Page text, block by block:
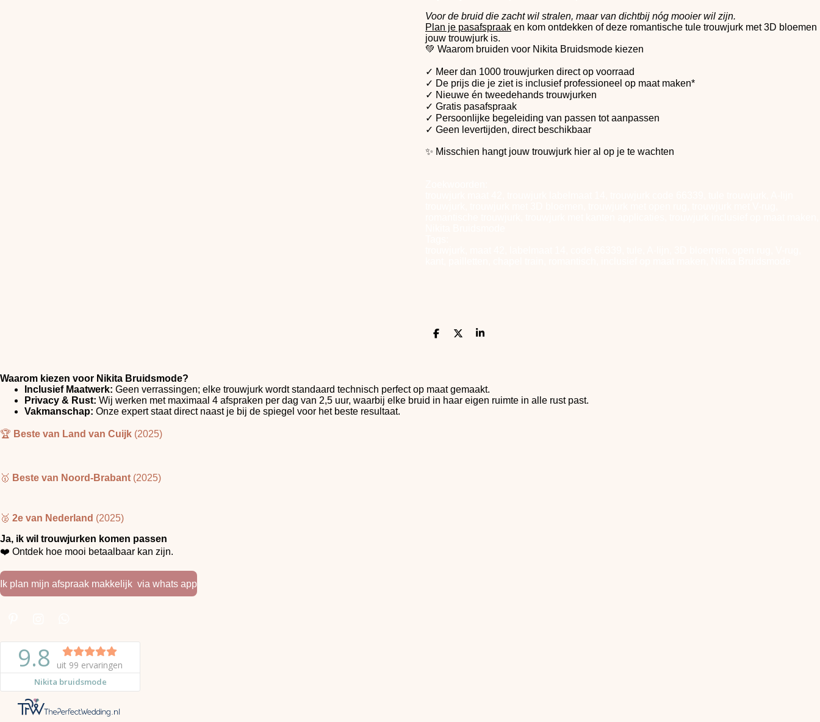
Voor de bruid die zacht wil stralen, maar van dichtbij nóg mooier wil zijn.
Plan je pasafspraak en kom ontdekken of deze romantische tule trouwjurk met 3D bloemen
jouw trouwjurk is.
💚 Waarom bruiden voor Nikita Bruidsmode kiezen
✓ Meer dan 1000 trouwjurken direct op voorraad
✓ De prijs die je ziet is inclusief professioneel op maat maken*
✓ Nieuwe én tweedehands trouwjurken
✓ Gratis pasafspraak
✓ Persoonlijke begeleiding van passen tot aanpassen
✓ Geen levertijden, direct beschikbaar
✨ Misschien hangt jouw trouwjurk hier al op je te wachten
D
D
S
Waarom kiezen voor Nikita Bruidsmode?
Inclusief Maatwerk: Geen verrassingen; elke trouwjurk wordt standaard technisch perfect op maat gemaakt.
Privacy & Rust: Wij werken met maximaal 4 afspraken per dag van 2,5 uur, waarbij elke bruid in haar eigen ruimte in alle rust past.
Vakmanschap: Onze expert staat direct naast je bij de spiegel voor het beste resultaat.
🏆 Beste van Land van Cuijk (2025)
🥇 Beste van Noord-Brabant (2025)
🥈 2e van Nederland (2025)
Ja, ik wil trouwjurken komen passen
❤️ Ontdek hoe mooi betaalbaar kan zijn.
Ik plan mijn afspraak makkelijk via whats app
e
e
s
t
a
g
r
a
m
a
t
s
A
p